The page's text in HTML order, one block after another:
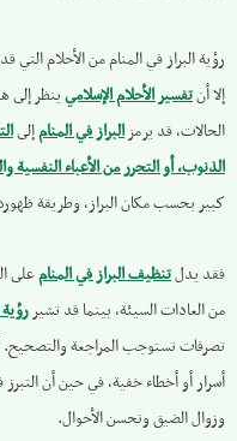
رؤية البراز في المنام من الأحلام التي
إلا أنتفسير الأحلام الإسلاميينظر إلى
الحالات، قد يرمزالبراز في المنامإلى
الذنوب، أو التحرر من الأعباء النفسية
كبير بحسب مكان البراز، وطريقة
فقد يدلتنظيف البراز في المنامعلى
من العادات السيئة، بينما قد تشير
تصرفات تستوجب المراجعة والتصحيح.
أسرار أو أخطاء خفية، في حين أن
وزوال الضيق وتحسن الأحوال.